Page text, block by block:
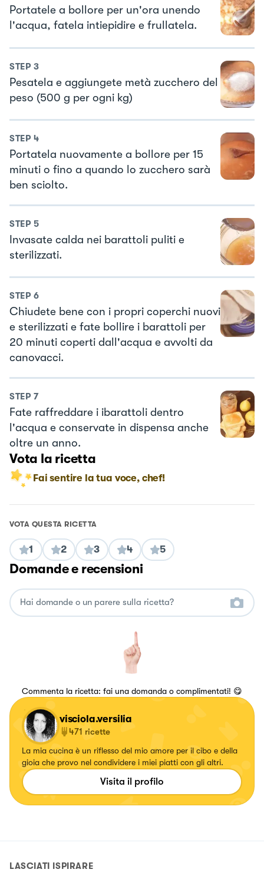
Portatele a bollore per un'ora unendo
l'acqua, fatela intiepidire e frullatela.
STEP 3
Pesatela e aggiungete metà zucchero del
peso (500 g per ogni kg)
STEP 4
Portatela nuovamente a bollore per 15
minuti o fino a quando lo zucchero sarà
ben sciolto.
STEP 5
Invasate calda nei barattoli puliti e
sterilizzati.
STEP 6
Chiudete bene con i propri coperchi nuovi
e sterilizzati e fate bollire i barattoli per
20 minuti coperti dall'acqua e avvolti da
canovacci.
STEP 7
Fate raffreddare i ibarattoli dentro
l'acqua e conservate in dispensa anche
oltre un anno.
Vota la ricetta
Fai sentire la tua voce, chef!
VOTA QUESTA RICETTA
1 2 3 4 5
Domande e recensioni
Commenta la ricetta: fai una domanda o complimentati! 😋
visciola.versilia
471 ricette
La mia cucina è un riflesso del mio amore per il cibo e della
gioia che provo nel condividere i miei piatti con gli altri.
Visita il profilo
LASCIATI ISPIRARE